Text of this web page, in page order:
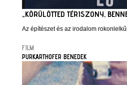
„KÖRÜLÖTTED TÉRISZONY,
Az építészet és az irodalom
FILM
PURKARTHOFER BENEDEK